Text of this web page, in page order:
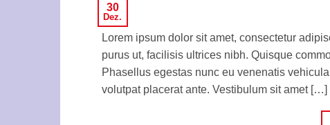
30
Dez.
Lorem ipsum dolor sit amet, consectetur
purus ut, facilisis ultrices nibh. Quisque
Phasellus egestas nunc eu venenatis
volutpat placerat ante. Vestibulum sit amet […]